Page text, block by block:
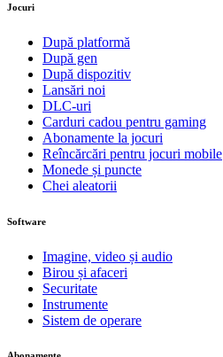
Jocuri
După platformă
După gen
După dispozitiv
Lansări noi
DLC-uri
Carduri cadou pentru gaming
Abonamente la jocuri
Reîncărcări pentru jocuri mobile
Monede și puncte
Chei aleatorii
Software
Imagine, video și audio
Birou și afaceri
Securitate
Instrumente
Sistem de operare